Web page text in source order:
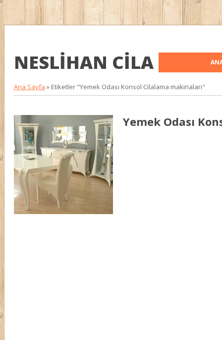
NESLIHAN CILA
Ana Sayfa » Etiketler "Yemek Odası Konsol Cilalama makinaları"
Yemek Odası